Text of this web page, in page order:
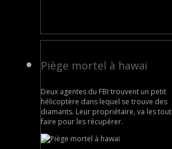
Piège mortel à hawaï
Deux agentes du FBI trouvent un petit
hélicoptère dans lequel se trouve des
diamants. Leur propriétaire, va les tout
faire pour les récupérer.